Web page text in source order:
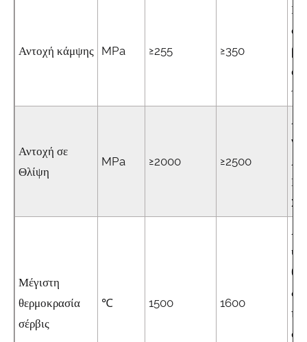
Αντοχή κάμψης MPa ≥255 ≥350
Αντοχή σε
Θλίψη
MPa ≥2000 ≥2500
για
Μέγιστη
θερμοκρασία
σέρβις
℃ 1500 1600
σε